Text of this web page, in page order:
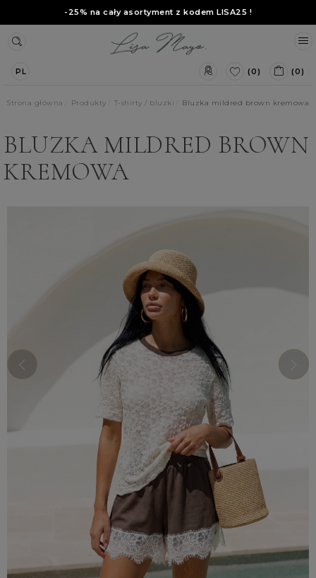
-25% na cały asortyment z kodem LISA25 !
PL (0) (0)
Strona główna Produkty T-shirty / bluzki Bluzka mildred brown kremowa
BLUZKA MILDRED BROWN
KREMOWA